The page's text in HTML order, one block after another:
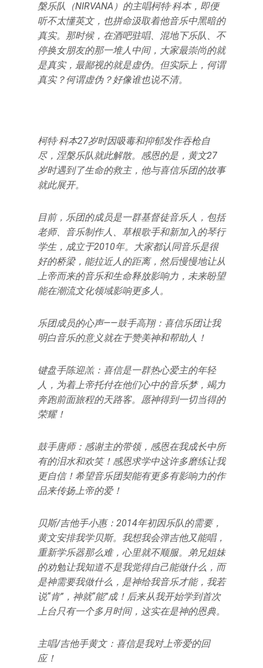
槃乐队（NIRVANA）的主唱柯特·科本，即便
听不太懂英文，也拼命汲取着他音乐中黑暗的
真实。那时候，在酒吧驻唱、混地下乐队、不
停换女朋友的那一堆人中间，大家最崇尚的就
是真实，最鄙视的就是虚伪。但实际上，何谓
真实？何谓虚伪？好像谁也说不清。
柯特·科本27岁时因吸毒和抑郁发作吞枪自
尽，涅槃乐队就此解散。感恩的是，黄文27
岁时遇到了生命的救主，他与喜信乐团的故事
就此展开。
目前，乐团的成员是一群基督徒音乐人，包括
老师、音乐制作人、草根歌手和新加入的琴行
学生，成立于2010年。大家都认同音乐是很
好的桥梁，能拉近人的距离，然后慢慢地让从
上帝而来的音乐和生命释放影响力，未来盼望
能在潮流文化领域影响更多人。
乐团成员的心声——鼓手高翔：喜信乐团让我
明白音乐的意义就在于赞美神和帮助人！
键盘手陈迎羔：喜信是一群热心爱主的年轻
人，为着上帝托付在他们心中的音乐梦，竭力
奔跑前面旅程的天路客。愿神得到一切当得的
荣耀！
鼓手唐师：感谢主的带领，感恩在我成长中所
有的泪水和欢笑！感恩求学中这许多磨练让我
更自信！希望音乐团契能有更多有影响力的作
品来传扬上帝的爱！
贝斯/吉他手小惠：2014年初因乐队的需要，
黄文安排我学贝斯。我想我会弹吉他又能唱，
重新学乐器那么难，心里就不顺服。弟兄姐妹
的劝勉让我知道不是我觉得自己能做什么，而
是神需要我做什么，是神给我音乐才能，我若
说“肯”，神就“能”成！后来从我开始学到首次
上台只有一个多月时间，这实在是神的恩典。
主唱/吉他手黄文：喜信是我对上帝爱的回
应！